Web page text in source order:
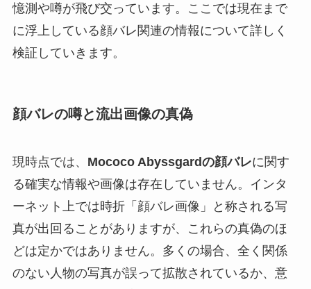
憶測や噂が飛び交っています。ここでは現在まで
に浮上している顔バレ関連の情報について詳しく
検証していきます。
顔バレの噂と流出画像の真偽
現時点では、 Mococo Abyssgardの顔バレに関す
る確実な情報や画像は存在していません。インタ
ーネット上では時折「顔バレ画像」と称される写
真が出回ることがありますが、これらの真偽のほ
どは定かではありません。多くの場合、全く関係
のない人物の写真が誤って拡散されているか、意